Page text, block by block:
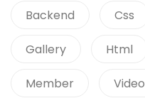
Backend Css
Gallery Html
Member Video